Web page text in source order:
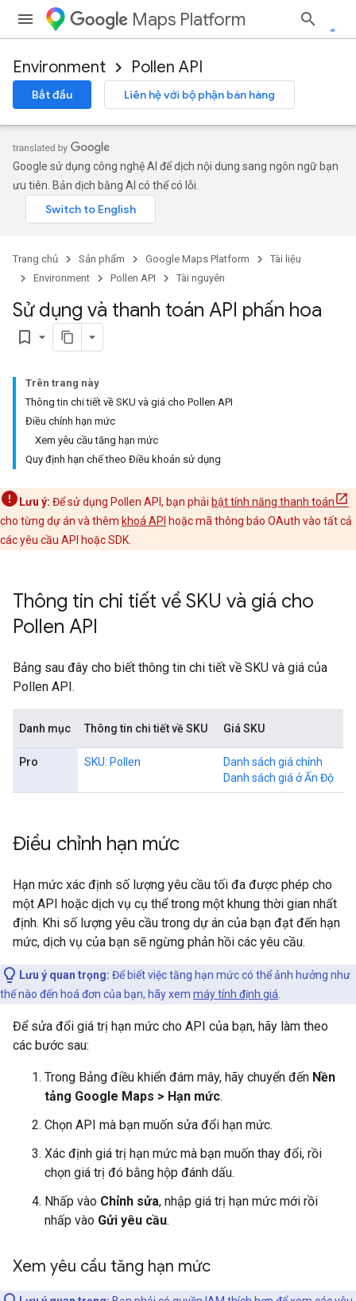
Maps Platform
Environment Pollen API
Bắt đầu Liên hệ với bộ phận bán hàng
Google sử dụng công nghệ AI để dịch nội dung sang ngôn ngữ bạn
ưu tiên. Bản dịch bằng AI có thể có lỗi.
Trang chủ Sản phẩm Google Maps Platform
Tài liệu
Environment
Pollen API Tài nguyên
Sử dụng và thanh toán API phấn hoa
bookmark_border
Trên trang này
Thông tin chi tiết về SKU và giá cho Pollen API
Điều chỉnh hạn mức
Xem yêu cầu tăng hạn mức
Quy định hạn chế theo Điều khoản sử dụng
Lưu ý: Để sử dụng Pollen API, bạn phải bật tính năng thanh toán
cho từng dự án và thêm khoá API hoặc mã thông báo OAuth vào tất cả
các yêu cầu API hoặc SDK.
Thông tin chi tiết về SKU và giá cho
Pollen API
Bảng sau đây cho biết thông tin chi tiết về SKU và giá của
Pollen API.
Danh mục Thông tin chi tiết về SKU Giá SKU
Pro SKU: Pollen
Danh sách giá chính
Danh sách giá ở Ấn Độ
Điều chỉnh hạn mức
Hạn mức xác định số lượng yêu cầu tối đa được phép cho
một API hoặc dịch vụ cụ thể trong một khung thời gian nhất
định. Khi số lượng yêu cầu trong dự án của bạn đạt đến hạn
mức, dịch vụ của bạn sẽ ngừng phản hồi các yêu cầu.
Lưu ý quan trọng: Để biết việc tăng hạn mức có thể ảnh hưởng như
thế nào đến hoá đơn của bạn, hãy xem máy tính định giá
Để sửa đổi giá trị hạn mức cho API của bạn, hãy làm theo
các bước sau:
Trong Bảng điều khiển đám mây, hãy chuyển đến Nền
tảng Google Maps > Hạn mức.
Chọn API mà bạn muốn sửa đổi hạn mức.
Xác định giá trị hạn mức mà bạn muốn thay đổi, rồi
chọn giá trị đó bằng hộp đánh dấu.
Nhấp vào Chỉnh sửa, nhập giá trị hạn mức mới rồi
nhấp vào Gửi yêu cầu.
Xem yêu cầu tăng hạn mức